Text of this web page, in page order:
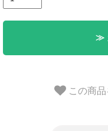
≫
この商